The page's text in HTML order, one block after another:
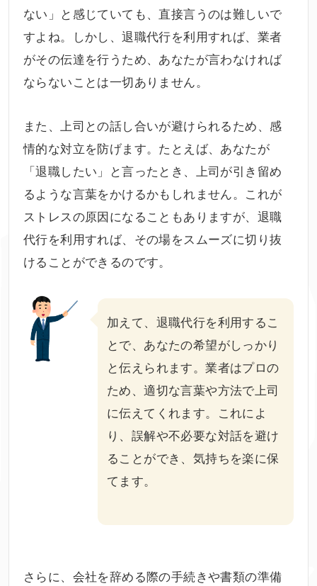
ない」と感じていても、直接言うのは難しいで
すよね。しかし、退職代行を利用すれば、業者
がその伝達を行うため、あなたが言わなければ
ならないことは一切ありません。
また、上司との話し合いが避けられるため、感
情的な対立を防げます。たとえば、あなたが
「退職したい」と言ったとき、上司が引き留め
るような言葉をかけるかもしれません。これが
ストレスの原因になることもありますが、退職
代行を利用すれば、その場をスムーズに切り抜
けることができるのです。
加えて、退職代行を利用するこ
とで、あなたの希望がしっかり
と伝えられます。業者はプロの
ため、適切な言葉や方法で上司
に伝えてくれます。これによ
り、誤解や不必要な対話を避け
ることができ、気持ちを楽に保
てます。
さらに、会社を辞める際の手続きや書類の準備